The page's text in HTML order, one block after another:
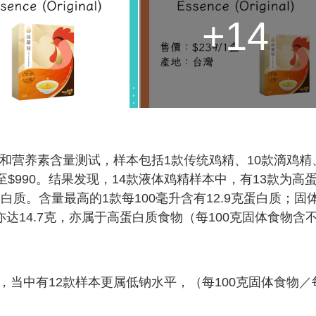
+14
营养素含量测试，样本包括1款传统鸡精、10款滴鸡精
。结果发现，14款液体鸡精样本中，有13款为高
质。含量最高的1款每100毫升含有12.9克蛋白质；固
14.7克，亦属于高蛋白质食物（每100克固体食物含
当中有12款样本更属低钠水平，（每100克固体食物／